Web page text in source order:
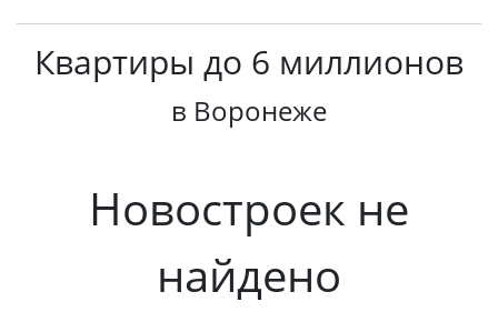
Квартиры до 6 миллионов
в Воронеже
Новостроек не
найдено